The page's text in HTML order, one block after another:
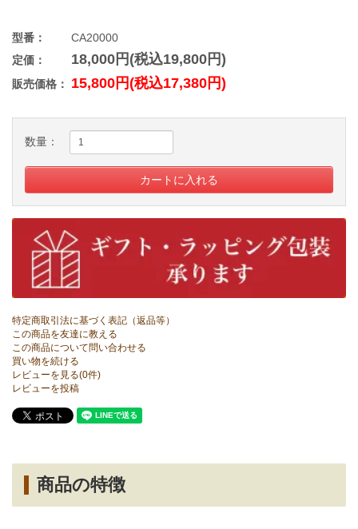
型番：
CA20000
定価：
18,000円(税込19,800円)
販売価格： 15,800円(税込17,380円)
数量：
特定商取引法に基づく表記（返品等）
この商品を友達に教える
この商品について問い合わせる
買い物を続ける
レビューを見る(0件)
レビューを投稿
商品の特徴